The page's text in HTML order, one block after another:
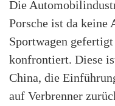
Die
Porsche ist da keine
Sportwagen
konfrontiert. Diese
China, die
auf Verbrenner